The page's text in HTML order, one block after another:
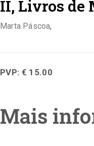
II, Livros de
Marta Páscoa,
PVP: € 15.00
Mais